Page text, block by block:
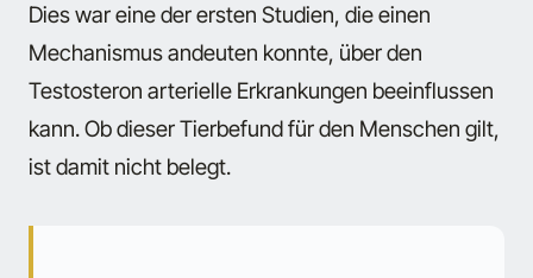
Dies war eine der ersten Studien, die einen
Mechanismus andeuten konnte, über den
Testosteron arterielle Erkrankungen beeinflussen
kann. Ob dieser Tierbefund für den Menschen gilt,
ist damit nicht belegt.